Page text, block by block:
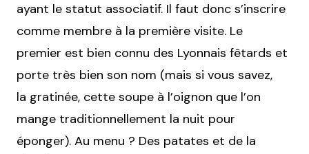
ayant le statut associatif. Il faut donc s’inscrire
comme membre à la première visite. Le
premier est bien connu des Lyonnais fêtards et
porte très bien son nom (mais si vous savez,
la gratinée, cette soupe à l’oignon que l’on
mange traditionnellement la nuit pour
éponger). Au menu ? Des patates et de la